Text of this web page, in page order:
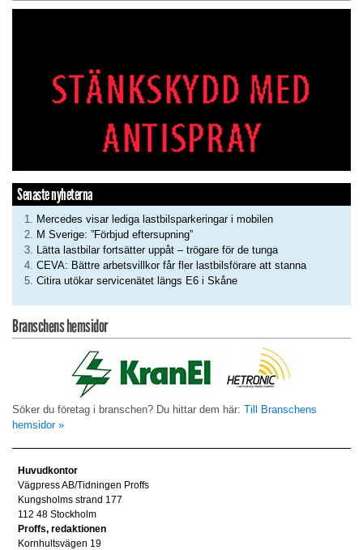
Senaste nyheterna
Mercedes visar lediga lastbilsparkeringar i mobilen
M Sverige: ”Förbjud eftersupning”
Lätta lastbilar fortsätter uppåt – trögare för de tunga
CEVA: Bättre arbetsvillkor får fler lastbilsförare att stanna
Citira utökar servicenätet längs E6 i Skåne
Branschens hemsidor
Söker du företag i branschen? Du hittar dem här: Till Branschens
hemsidor »
Huvudkontor
Vägpress AB/Tidningen Proffs
Kungsholms strand 177
112 48 Stockholm
Proffs, redaktionen
Kornhultsvägen 19